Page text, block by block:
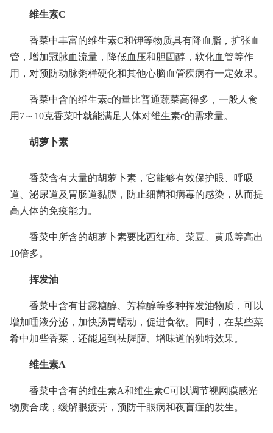
维生素C
香菜中丰富的维生素C和钾等物质具有降血脂，扩张血
管，增加冠脉血流量，降低血压和胆固醇，软化血管等作
用，对预防动脉粥样硬化和其他心脑血管疾病有一定效果。
香菜中含的维生素c的量比普通蔬菜高得多，一般人食
用7～10克香菜叶就能满足人体对维生素c的需求量。
胡萝卜素
香菜含有大量的胡萝卜素，它能够有效保护眼、呼吸
道、泌尿道及胃肠道黏膜，防止细菌和病毒的感染，从而提
高人体的免疫能力。
香菜中所含的胡萝卜素要比西红柿、菜豆、黄瓜等高出
10倍多。
挥发油
香菜中含有甘露糖醇、芳樟醇等多种挥发油物质，可以
增加唾液分泌，加快肠胃蠕动，促进食欲。同时，在某些菜
肴中加些香菜，还能起到祛腥膻、增味道的独特效果。
维生素A
香菜中含有的维生素A和维生素C可以调节视网膜感光
物质合成，缓解眼疲劳，预防干眼病和夜盲症的发生。